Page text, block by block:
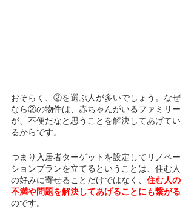
おそらく、②を選ぶ人が多いでしょう。なぜ
なら②の物件は、赤ちゃんがいるファミリー
が、不便だなと思うことを解決してあげてい
るからです。
つまり入居者ターゲットを設定してリノベー
ションプランを立てるということは、住む人
の好みに寄せることだけではなく、 住む人の
不満や問題を解決してあげることにも繋がる
のです。